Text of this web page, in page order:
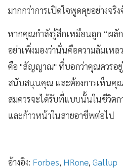
มากกว่าการเปิดใจพูดคุยอย่างจริง
หากคุณกำลังรู้สึกเหมือนถูก “ผลั
อย่าเพิ่งมองว่านั่นคือความล้มเหล
คือ "สัญญาณ" ที่บอกว่าคุณควรอ
สนับสนุนคุณ และต้องการเห็นคุณ
สมควรจะได้รับที่แบบนั้นในชีวิตก
และก้าวหน้าในสายอาชีพต่อไป
อ้างอิง: Forbes, HRone, Gallup